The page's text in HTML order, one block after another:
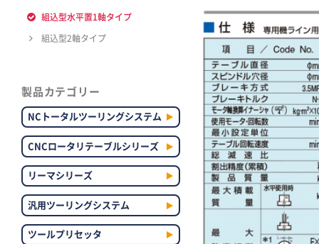
組込型水平置1軸タイプ
組込型2軸タイプ
製品カテゴリー
NCトータルツーリングシステム
CNCロータリテーブルシリーズ
リーマシリーズ
汎用ツーリングシステム
ツールプリセッタ